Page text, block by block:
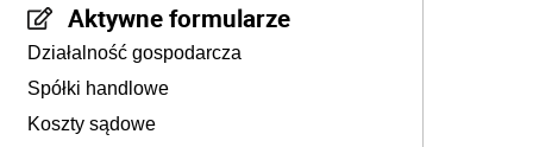
Aktywne formularze
Działalność gospodarcza
Spółki handlowe
Koszty sądowe